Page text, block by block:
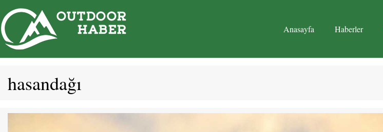
İçeriğe
atla
Anasayfa Haberler
hasandağı